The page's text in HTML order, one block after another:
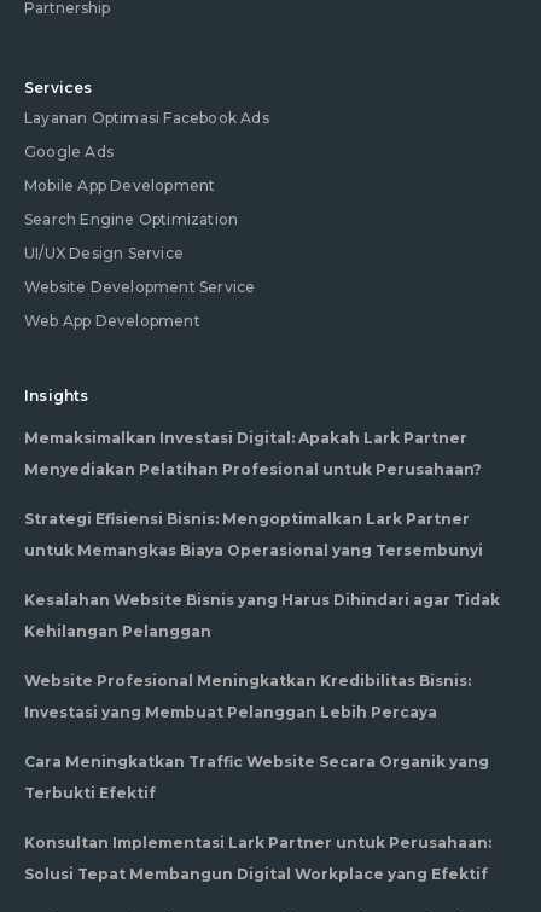
Partnership
Services
Layanan Optimasi Facebook Ads
Google Ads
Mobile App Development
Search Engine Optimization
UI/UX Design Service
Website Development Service
Web App Development
Insights
Memaksimalkan Investasi Digital: Apakah Lark Partner
Menyediakan Pelatihan Profesional untuk Perusahaan?
Strategi Efisiensi Bisnis: Mengoptimalkan Lark Partner
untuk Memangkas Biaya Operasional yang Tersembunyi
Kesalahan Website Bisnis yang Harus Dihindari agar Tidak
Kehilangan Pelanggan
Website Profesional Meningkatkan Kredibilitas Bisnis:
Investasi yang Membuat Pelanggan Lebih Percaya
Cara Meningkatkan Traffic Website Secara Organik yang
Terbukti Efektif
Konsultan Implementasi Lark Partner untuk Perusahaan:
Solusi Tepat Membangun Digital Workplace yang Efektif